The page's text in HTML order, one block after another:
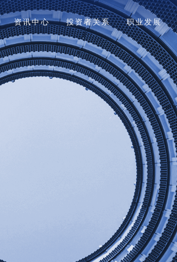
资讯中心 投资者关系 职业发展